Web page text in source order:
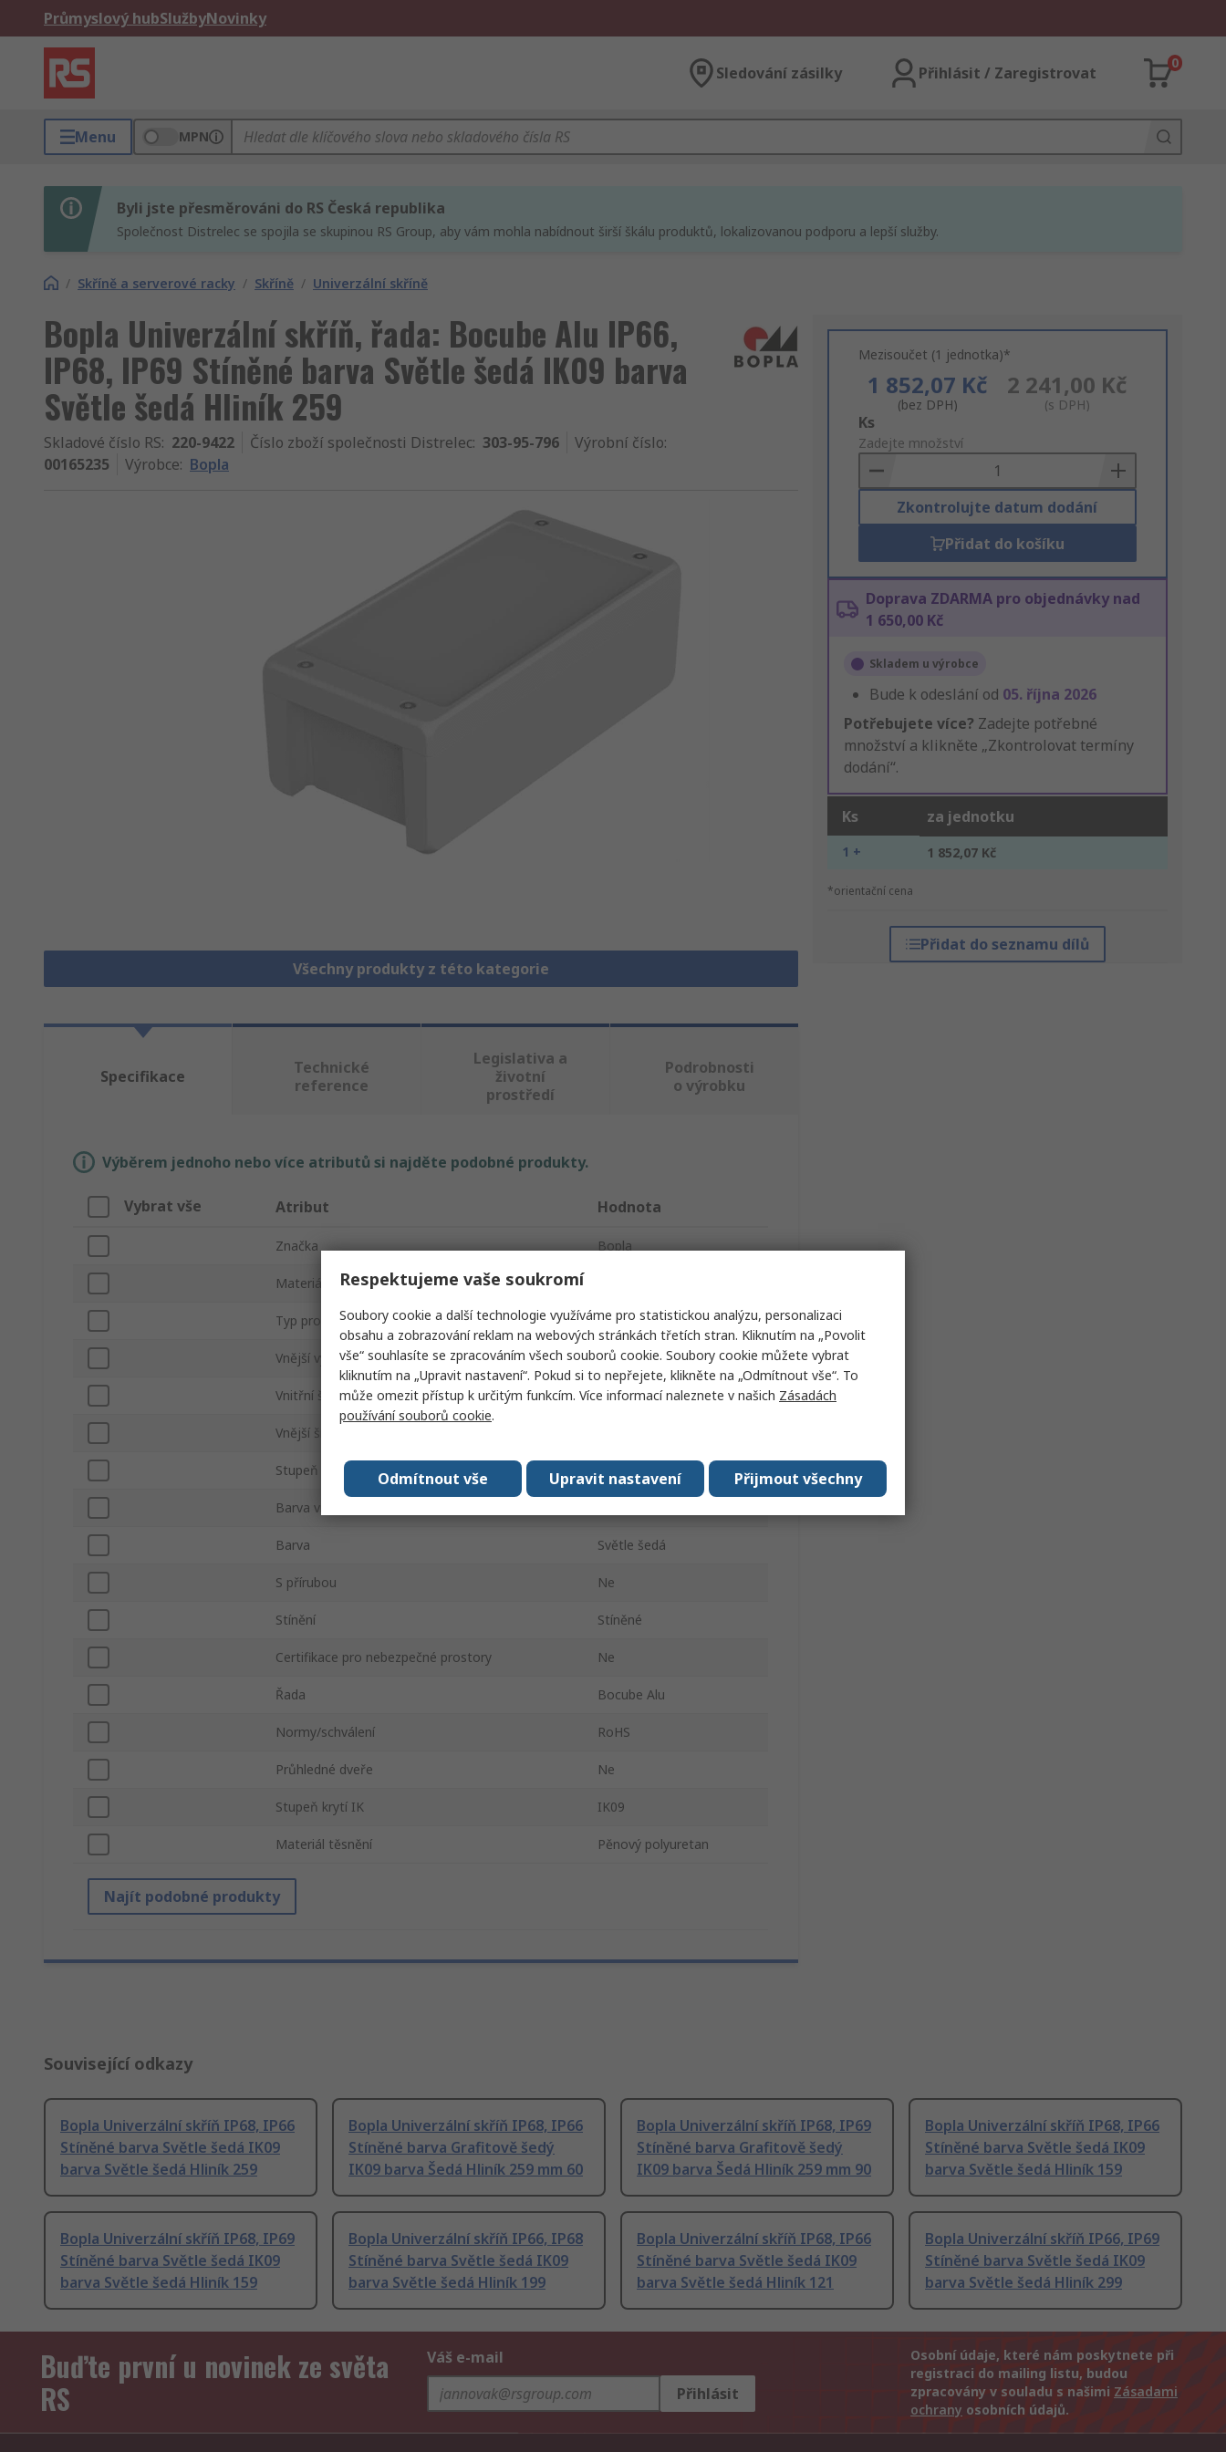
Průmyslový hubSlužbyNovinky
Sledování zásilky Přihlásit / Zaregistrovat
0
Menu MPN
Byli jste přesměrováni do RS Česká republika
Společnost Distrelec se spojila se skupinou RS Group, aby vám mohla nabídnout širší škálu produktů, lokalizovanou podporu a lepší služby.
/ Skříně a serverové racky / Skříně / Univerzální skříně
Bopla Univerzální skříň, řada: Bocube Alu IP66,
IP68, IP69 Stíněné barva Světle šedá IK09 barva
Světle šedá Hliník 259
Skladové číslo RS: 220-9422 Číslo zboží společnosti Distrelec: 303-95-796 Výrobní číslo:
00165235
Výrobce: Bopla
Všechny produkty z této kategorie
Mezisoučet (1 jednotka)*
1 852,07 Kč
(bez DPH)
2 241,00 Kč
(s DPH)
Add
to
Basket
Ks
Zadejte množství
Zkontrolujte datum dodání
Přidat do košíku
Doprava ZDARMA pro objednávky nad
1 650,00 Kč
Skladem u výrobce
Bude k odeslání od 05. října 2026
Potřebujete více? Zadejte potřebné
množství a klikněte „Zkontrolovat termíny
dodání“.
Ks za jednotku
1 + 1 852,07 Kč
*orientační cena
Přidat do seznamu dílů
Specifikace
Technické
reference
Legislativa a
životní
prostředí
Podrobnosti
o výrobku
Výběrem jednoho nebo více atributů si najděte podobné produkty.
Vybrat vše Atribut Hodnota
Značka Bopla
Materiál tělesa
Typ produktu Univerzální skříň
Vnější výška 90mm
Vnitřní šířka 259mm
Vnější šířka
Stupeň krytí IP IP66, IP68, IP69
Barva víka
Barva Světle šedá
S přírubou Ne
Stínění Stíněné
Certifikace pro nebezpečné prostory Ne
Řada Bocube Alu
Normy/schválení RoHS
Průhledné dveře Ne
Stupeň krytí IK IK09
Materiál těsnění Pěnový polyuretan
Najít podobné produkty
Související odkazy
Bopla Univerzální skříň IP68, IP66
Stíněné barva Světle šedá IK09
barva Světle šedá Hliník 259
Bopla Univerzální skříň IP68, IP66
Stíněné barva Grafitově šedý
IK09 barva Šedá Hliník 259 mm 60
Bopla Univerzální skříň IP68, IP69
Stíněné barva Grafitově šedý
IK09 barva Šedá Hliník 259 mm 90
Bopla Univerzální skříň IP68, IP66
Stíněné barva Světle šedá IK09
barva Světle šedá Hliník 159
Bopla Univerzální skříň IP68, IP69
Stíněné barva Světle šedá IK09
barva Světle šedá Hliník 159
Bopla Univerzální skříň IP66, IP68
Stíněné barva Světle šedá IK09
barva Světle šedá Hliník 199
Bopla Univerzální skříň IP68, IP66
Stíněné barva Světle šedá IK09
barva Světle šedá Hliník 121
Bopla Univerzální skříň IP66, IP69
Stíněné barva Světle šedá IK09
barva Světle šedá Hliník 299
Buďte první u novinek ze světa
RS
Váš e-mail
Přihlásit
Osobní údaje, které nám poskytnete při
registraci do mailing listu, budou
zpracovány v souladu s našimi Zásadami
ochrany osobních údajů.
Respektujeme vaše soukromí
Soubory cookie a další technologie využíváme pro statistickou analýzu, personalizaci
obsahu a zobrazování reklam na webových stránkách třetích stran. Kliknutím na „Povolit
vše“ souhlasíte se zpracováním všech souborů cookie. Soubory cookie můžete vybrat
kliknutím na „Upravit nastavení“. Pokud si to nepřejete, klikněte na „Odmítnout vše“. To
může omezit přístup k určitým funkcím. Více informací naleznete v našich Zásadách
používání souborů cookie.
Přijmout všechny
Upravit nastavení
Odmítnout vše